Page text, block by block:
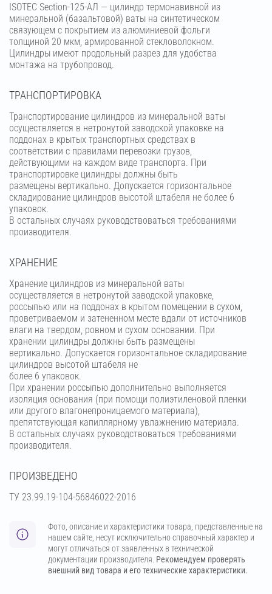
ISOTEC Section-125-АЛ — цилиндр термонавивной из
минеральной (базальтовой) ваты на синтетическом
связующем с покрытием из алюминиевой фольги
толщиной 20 мкм, армированной стекловолокном.
Цилиндры имеют продольный разрез для удобства
монтажа на трубопровод.
ТРАНСПОРТИРОВКА
Транспортирование цилиндров из минеральной ваты
осуществляется в нетронутой заводской упаковке на
поддонах в крытых транспортных средствах в
соответствии с правилами перевозки грузов,
действующими на каждом виде транспорта. При
транспортировке цилиндры должны быть
размещены вертикально. Допускается горизонтальное
складирование цилиндров высотой штабеля не более 6
упаковок.
В остальных случаях руководствоваться требованиями
производителя.
ХРАНЕНИЕ
Хранение цилиндров из минеральной ваты
осуществляется в нетронутой заводской упаковке,
россыпью или на поддонах в крытом помещении в сухом,
проветриваемом и затененном месте вдали от источников
влаги на твердом, ровном и сухом основании. При
хранении цилиндры должны быть размещены
вертикально. Допускается горизонтальное складирование
цилиндров высотой штабеля не
более 6 упаковок.
При хранении россыпью дополнительно выполняется
изоляция основания (при помощи полиэтиленовой пленки
или другого влагонепроницаемого материала),
препятствующая капиллярному увлажнению материала.
В остальных случаях руководствоваться требованиями
производителя.
ПРОИЗВЕДЕНО
ТУ 23.99.19-104-56846022-2016
Фото, описание и характеристики товара, представленные на
нашем сайте, несут исключительно справочный характер и
могут отличаться от заявленных в технической
документации производителя. Рекомендуем проверять
внешний вид товара и его технические характеристики.